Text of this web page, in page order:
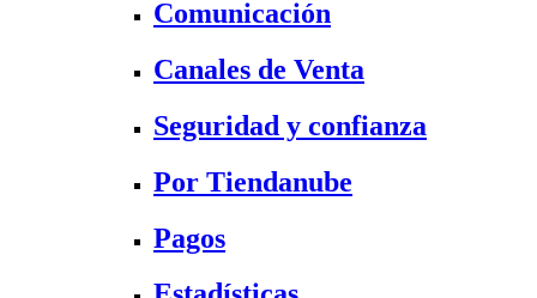
Comunicación
Canales de Venta
Seguridad y confianza
Por Tiendanube
Pagos